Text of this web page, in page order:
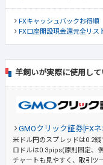
FXキャッシュバックお得順
FX口座開設現金還元全リス
羊飼いが実際に使用して
GMOクリック証券[FXネ
米ドル円のスプレッドは0.2銭
ロドルは0.3pips(原則固定、
チャートも見やすく、取引ツ